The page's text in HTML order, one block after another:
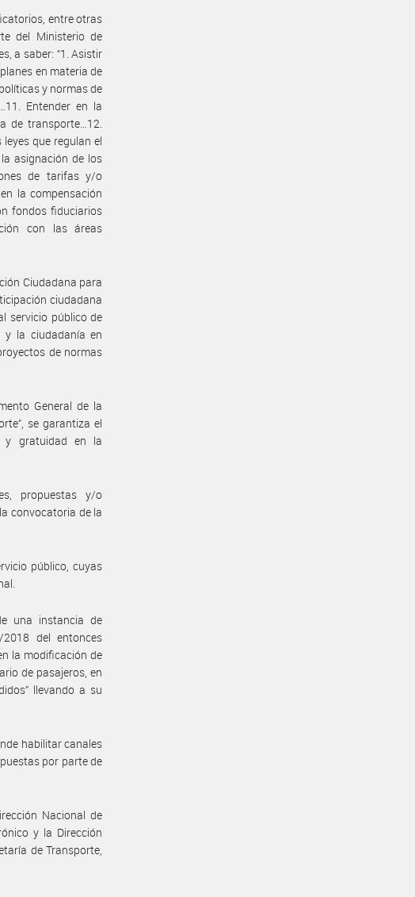
entre otras
del Ministerio de
a saber: “1. Asistir
en materia de
y normas de
Entender en la
de transporte…12.
que regulan el
asignación de los
de tarifas y/o
la compensación
fondos fiduciarios
con las áreas
Ciudadana para
ciudadana
servicio público de
y la ciudadanía en
de normas
General de la
se garantiza el
y gratuidad en la
propuestas y/o
convocatoria de la
público, cuyas
una instancia de
del entonces
la modificación de
de pasajeros, en
llevando a su
habilitar canales
por parte de
Nacional de
y la Dirección
de Transporte,